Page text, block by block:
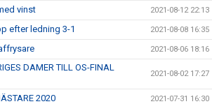
vinst 2021-08-12 22:13
efter ledning 3-1 2021-08-08 16:35
2021-08-06 18:16
DAMER TILL OS-FINAL
2021-08-02 17:27
2020 2021-07-31 16:30